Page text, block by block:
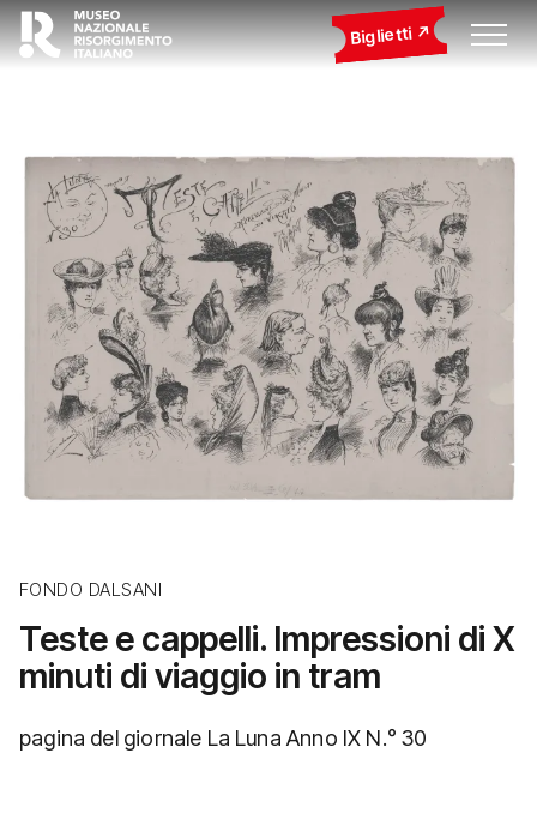
Biglietti
FONDO DALSANI
Teste e cappelli. Impressioni di X
minuti di viaggio in tram
pagina del giornale La Luna Anno IX N.° 30